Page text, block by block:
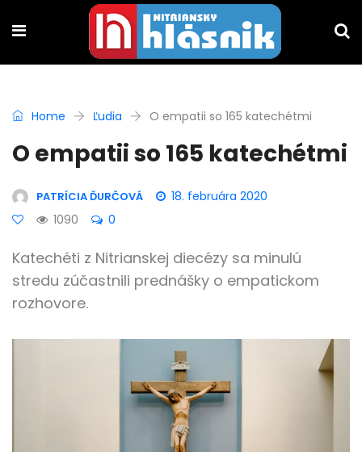
Home Ľudia O empatii so 165 katechétmi
O empatii so 165 katechétmi
PATRÍCIA ĎURČOVÁ
18. februára 2020
1090
0
Katechéti z Nitrianskej diecézy sa minulú
stredu zúčastnili prednášky o empatickom
rozhovore.